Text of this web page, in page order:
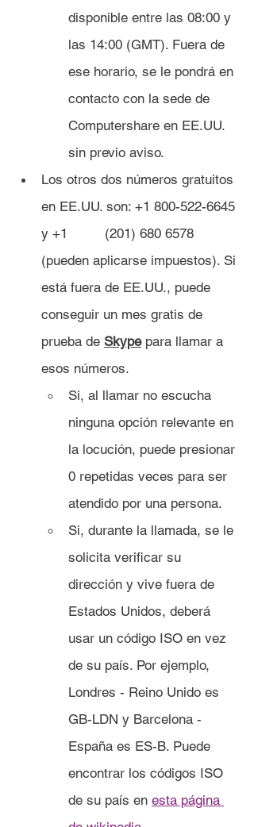
disponible entre las 08:00 y
las 14:00 (GMT). Fuera de
ese horario, se le pondrá en
contacto con la sede de
Computershare en EE.UU.
sin previo aviso.
Los otros dos números gratuitos
en EE.UU. son: +1 800-522-6645
y +1 	(201) 680 6578
(pueden aplicarse impuestos). Si
está fuera de EE.UU., puede
conseguir un mes gratis de
prueba de Skype para llamar a
esos números.
Si, al llamar no escucha
ninguna opción relevante en
la locución, puede presionar
0 repetidas veces para ser
atendido por una persona.
Si, durante la llamada, se le
solicita verificar su
dirección y vive fuera de
Estados Unidos, deberá
usar un código ISO en vez
de su país. Por ejemplo,
Londres - Reino Unido es
GB-LDN y Barcelona -
España es ES-B. Puede
encontrar los códigos ISO
de su país en esta página